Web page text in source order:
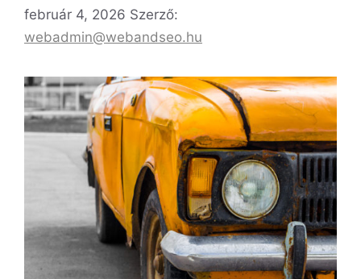
február 4, 2026 Szerző:
webadmin@webandseo.hu